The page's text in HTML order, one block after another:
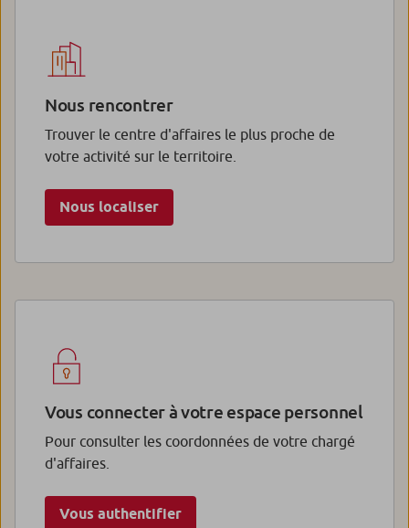
Nous rencontrer
Trouver le centre d'affaires le plus proche de
votre activité sur le territoire.
Nous localiser
Vous connecter à votre espace personnel
Pour consulter les coordonnées de votre chargé
d'affaires.
Vous authentifier